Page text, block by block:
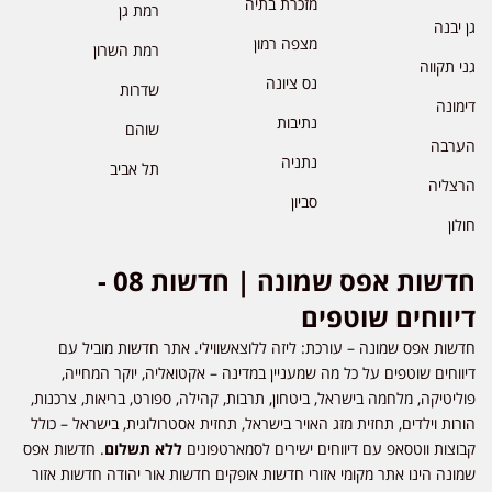
גן יבנה
גני תקווה
דימונה
הערבה
הרצליה
חולון
מצפה רמון
נס ציונה
נתיבות
נתניה
סביון
רמת גן
רמת השרון
שדרות
שוהם
תל אביב
חדשות אפס שמונה | חדשות 08 -
דיווחים שוטפים
חדשות אפס שמונה – עורכת: ליזה ללוצאשווילי. אתר חדשות מוביל עם
דיווחים שוטפים על כל מה שמעניין במדינה – אקטואליה, יוקר המחייה,
פוליטיקה, מלחמה בישראל, ביטחון, תרבות, קהילה, ספורט, בריאות, צרכנות,
הורות וילדים, תחזית מזג האויר בישראל, תחזית אסטרולוגית, בישראל – כולל
קבוצות ווטסאפ עם דיווחים ישירים לסמארטפונים ללא תשלום. חדשות אפס
שמונה הינו אתר מקומי אזורי חדשות אופקים חדשות אור יהודה חדשות אזור